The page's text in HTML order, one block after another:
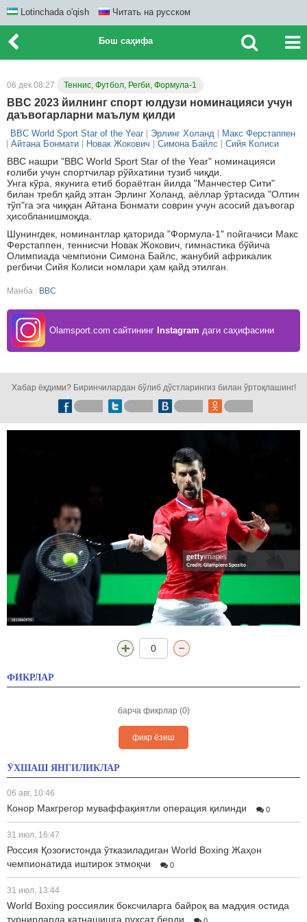
Lotinchada o'qish Читать на русском
Бош саҳифа
06 дек 08:27 Теннис, Футбол, Регби, Формула-1
BBC 2023 йилнинг спорт юлдузи номинацияси учун
даъвогарларни маълум қилди
BBC World Sport Star of the Year Эрлинг Холанд
Макс Ферстаппен
Айтана Бонмати
Новак Жокович Симона Байлс Сийя Колиси
BBC нашри "BBC World Sport Star of the Year" номинацияси
ғолиби учун спортчилар рўйхатини тузиб чиқди.
Унга кўра, якунига етиб бораётган йилда "Манчестер Сити"
билан требл қайд этган Эрлинг Холанд, аёллар ўртасида "Олтин
тўп"га эга чиққан Айтана Бонмати соврин учун асосий даъвогар
ҳисобланишмоқда.
Шунингдек, номинантлар қаторида "Формула-1" пойгачиси Макс
Ферстаппен, теннисчи Новак Жокович, гимнастика бўйича
Олимпиада чемпиони Симона Байлс, жанубий африкалик
регбичи Сийя Колиси номлари ҳам қайд этилган.
Манба : BBC
Olamsport.com сайтининг Instagram даги саҳифасини
Хабар ёқдими? Биринчилардан бўлиб дўстларингиз билан ўртоқлашинг!
0
ФИКРЛАР
барча фикрлар (0)
фикр ёзиш
ЎХШАШ ЯНГИЛИКЛАР
06 авг, 10:46
Конор Макгрегор муваффақиятли операция қилинди 0
31 июл, 16:47
Россия Қозоғистонда ўтказиладиган World Boxing Жаҳон
чемпионатида иштирок этмоқчи
0
31 июл, 13:44
World Boxing россиялик боксчиларга байроқ ва мадҳия остида
турнирларда қатнашишга рухсат берди